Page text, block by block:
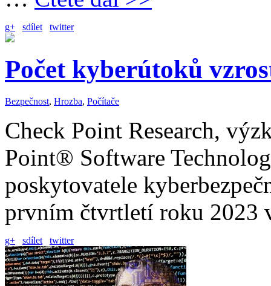
g+ sdílet twitter
Počet kyberútoků
Bezpečnost, Hrozba, Počítače
Check Point Research,
Point® Software
poskytovatele
prvním čtvrtletí roku
g+ sdílet twitter